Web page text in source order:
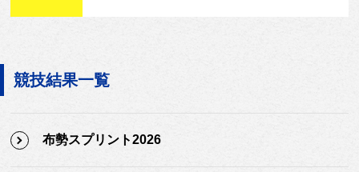
競技結果一覧
布勢スプリント2026